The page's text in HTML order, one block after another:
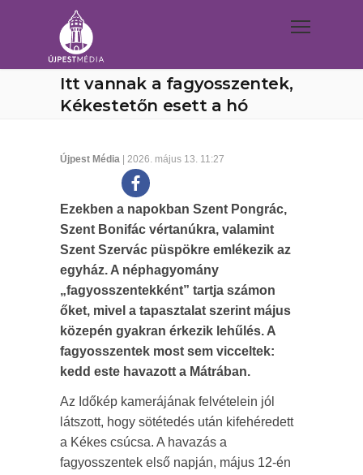
Itt vannak a fagyosszentek,
Kékestetőn esett a hó
Újpest Média | 2026. május 13. 11:27
Ezekben a napokban Szent Pongrác,
Szent Bonifác vértanúkra, valamint
Szent Szervác püspökre emlékezik az
egyház. A néphagyomány
„fagyosszentekként” tartja számon
őket, mivel a tapasztalat szerint május
közepén gyakran érkezik lehűlés. A
fagyosszentek most sem vicceltek:
kedd este havazott a Mátrában.
Az Időkép kamerájának felvételein jól
látszott, hogy sötétedés után kifehéredett
a Kékes csúcsa. A havazás a
fagyosszentek első napján, május 12-én